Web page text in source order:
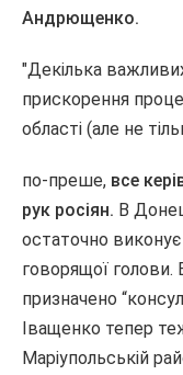
Андрющенко.
"Декілька
прискорення
області (але не
по-преше, все
рук росіян. В
остаточно
говорящої голови.
призначено
Іващенко тепер
Маріупольській